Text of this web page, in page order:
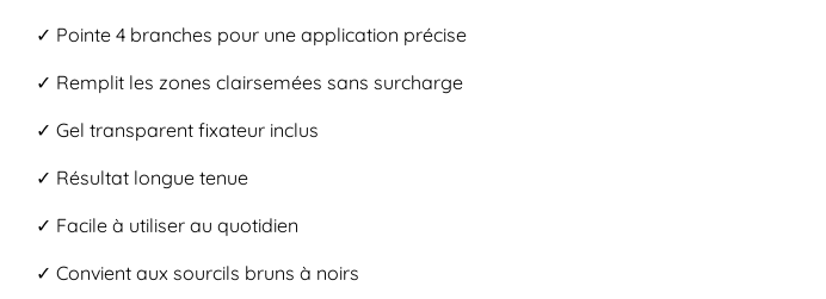
✓ Pointe 4 branches pour une application précise
✓ Remplit les zones clairsemées sans surcharge
✓ Gel transparent fixateur inclus
✓ Résultat longue tenue
✓ Facile à utiliser au quotidien
✓ Convient aux sourcils bruns à noirs